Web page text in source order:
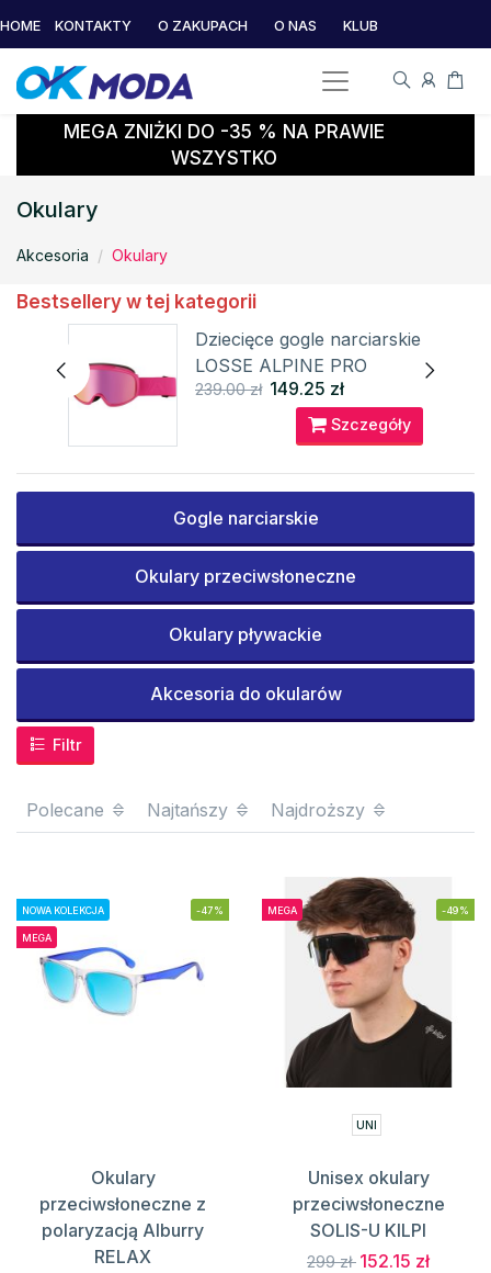
HOME KONTAKTY O ZAKUPACH O NAS KLUB
MEGA ZNIŻKI DO -35 % NA PRAWIE
WSZYSTKO
Okulary
Akcesoria Okulary
Bestsellery w tej kategorii
Dziecięce gogle narciarskie
LOSSE ALPINE PRO
239.00 zł 149.25 zł
Szczegóły
Gogle narciarskie
Okulary przeciwsłoneczne
Okulary pływackie
Akcesoria do okularów
Filtr
Polecane Najtańszy Najdroższy
NOWA KOLEKCJA
MEGA
-47%
Okulary
przeciwsłoneczne z
polaryzacją Alburry
RELAX
MEGA -49%
UNI
Unisex okulary
przeciwsłoneczne
SOLIS-U KILPI
299 zł 152.15 zł